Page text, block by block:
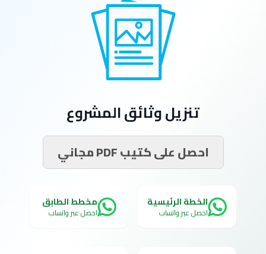
تنزيل وثائق المشروع
احصل على كتيب PDF مجاني
الخطة الرئيسية
احصل عبر واتساب
مخطط الطابق
احصل عبر واتساب